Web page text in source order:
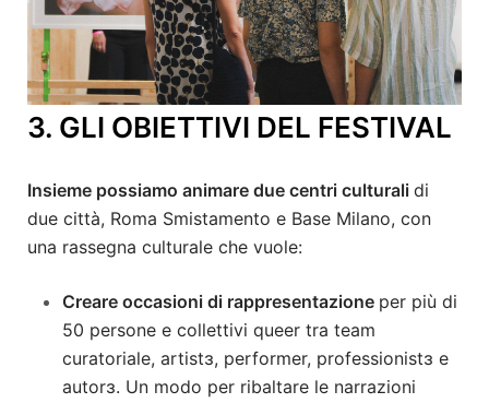
3. GLI OBIETTIVI DEL FESTIVAL
Insieme possiamo animare due centri culturali di
due città, Roma Smistamento e Base Milano, con
una rassegna culturale che vuole:
Creare occasioni di rappresentazione per più di
50 persone e collettivi queer tra team
curatoriale, artistɜ, performer, professionistɜ e
autorɜ. Un modo per ribaltare le narrazioni